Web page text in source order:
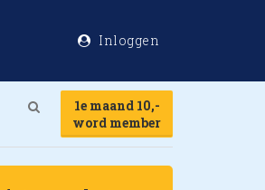
Inloggen
1e maand 10,-
word member